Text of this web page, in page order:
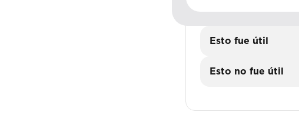
Esto fue útil
Esto no fue útil